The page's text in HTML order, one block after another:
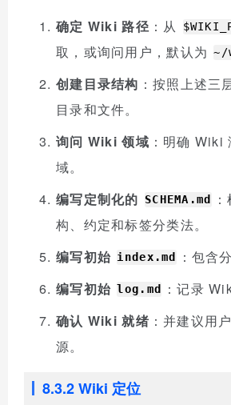
确定 Wiki 路径：从
取，或询问用户，默认为 ~/
创建目录结构 ：按照上述三
目录和文件。
询问 Wiki 领域 ：明确 Wiki
域。
编写定制化的
SCHEMA.md
构、约定和标签分类法。
编写初始 index.md
：包含
编写初始 log.md
：记录
确认 Wiki 就绪 ：并建议用
源。
8.3.2 Wiki 定位